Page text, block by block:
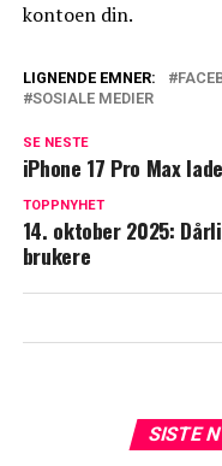
kontoen din.
LIGNENDE EMNER:
SOSIALE MEDIER
SE NESTE
iPhone 17 Pro Max
TOPPNYHET
14. oktober 2025:
brukere
SISTE